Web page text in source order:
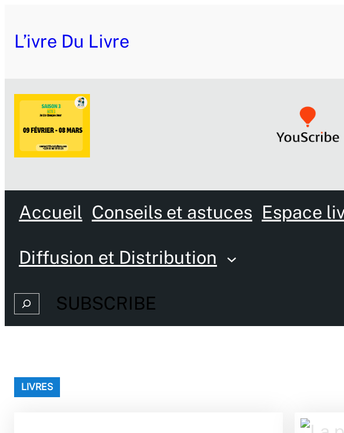
au
L’ivre Du Livre
Accueil Conseils et astuces Espace
Diffusion et Distribution
SearchSUBSCRIBE
LIVRES